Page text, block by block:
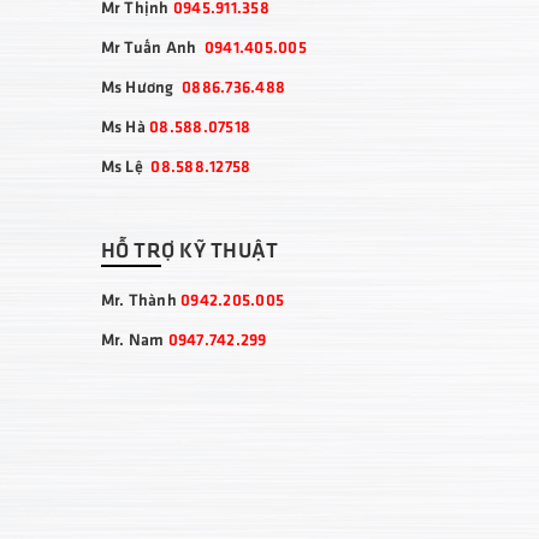
Mr Thịnh 0945.911.358
Mr Tuấn Anh 0941.405.005
Ms Hương 0886.736.488
Ms Hà 08.588.07518
Ms Lệ08.588.12758
HỖ TRỢ KỸ THUẬT
Mr. Thành 0942.205.005
Mr. Nam 0947.742.299